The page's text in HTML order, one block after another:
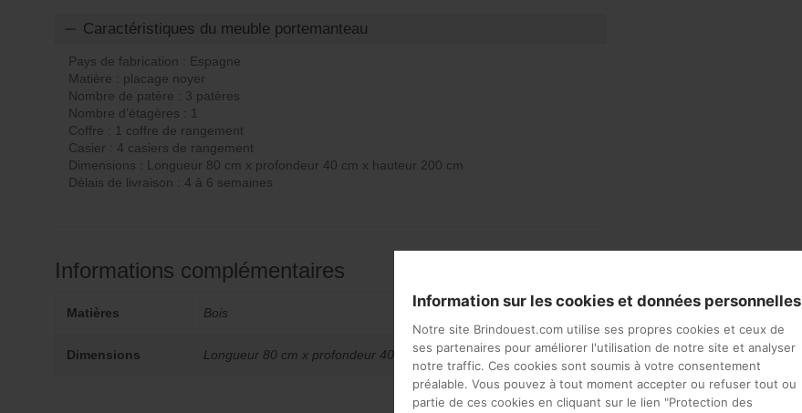
Caractéristiques du meuble portemanteau
Pays de fabrication : Espagne
Matière : placage noyer
Nombre de patère : 3 patères
Nombre d’étagères : 1
Coffre : 1 coffre de rangement
Casier : 4 casiers de rangement
Dimensions : Longueur 80 cm x profondeur 40 cm x hauteur 200 cm
Délais de livraison : 4 à 6 semaines
Informations complémentaires
Matières Bois
Dimensions Longueur 80 cm x profondeur 40 cm x hauteur 200 cm
Information sur les cookies et données personnelles
Notre site Brindouest.com utilise ses propres cookies et ceux de
ses partenaires pour améliorer l'utilisation de notre site et analyser
notre traffic. Ces cookies sont soumis à votre consentement
préalable. Vous pouvez à tout moment accepter ou refuser tout ou
partie de ces cookies en cliquant sur le lien "Protection des